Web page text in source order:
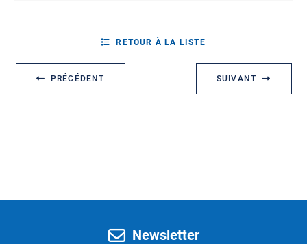
PRÉCÉDENT
RETOUR À LA LISTE
SUIVANT
Newsletter